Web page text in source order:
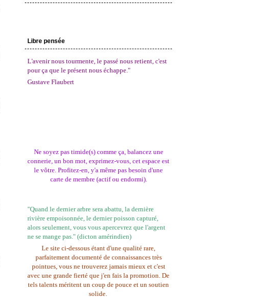
Libre pensée
L'avenir nous tourmente, le passé nous retient, c'est
pour ça que le présent nous échappe."
Gustave Flaubert
Ne soyez pas timide(s) comme ça, balancez une
connerie, un bon mot, exprimez-vous, cet espace est
le vôtre. Profitez-en, y'a même pas besoin d'une
carte de membre (actif ou endormi).
"Quand le dernier arbre sera abattu, la dernière
rivière empoisonnée, le dernier poisson capturé,
alors seulement, vous vous apercevrez que l'argent
ne se mange pas." (dicton amérindien)
Le site ci-dessous étant d'une qualité rare,
parfaitement documenté de connaissances très
pointues, vous ne trouverez jamais mieux et c'est
avec une grande fierté que j'en fais la promotion. De
tels talents méritent un coup de pouce et un soutien
solide.